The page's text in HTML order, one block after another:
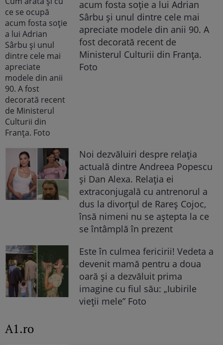
acum fosta soție a lui Adrian
Sârbu și unul dintre cele mai
apreciate modele din anii 90. A
fost decorată recent de
Ministerul Culturii din Franța.
Foto
Noi dezvăluiri despre relația
actuală dintre Andreea Popescu
și Dan Alexa. Relația ei
extraconjugală cu antrenorul a
dus la divorțul de Rareș Cojoc,
însă nimeni nu se aștepta la ce
se întâmplă în prezent
Este în culmea fericirii! Vedeta a
devenit mamă pentru a doua
oară și a dezvăluit prima
imagine cu fiul său: „Iubirile
vieții mele” Foto
A1.ro